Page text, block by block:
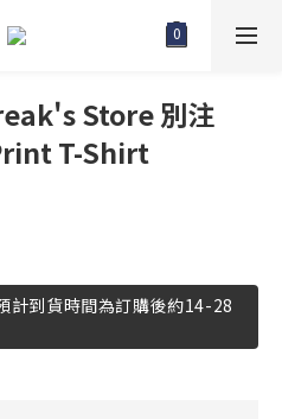
Store 別注
T-Shirt
到貨時間為訂購後約14-28